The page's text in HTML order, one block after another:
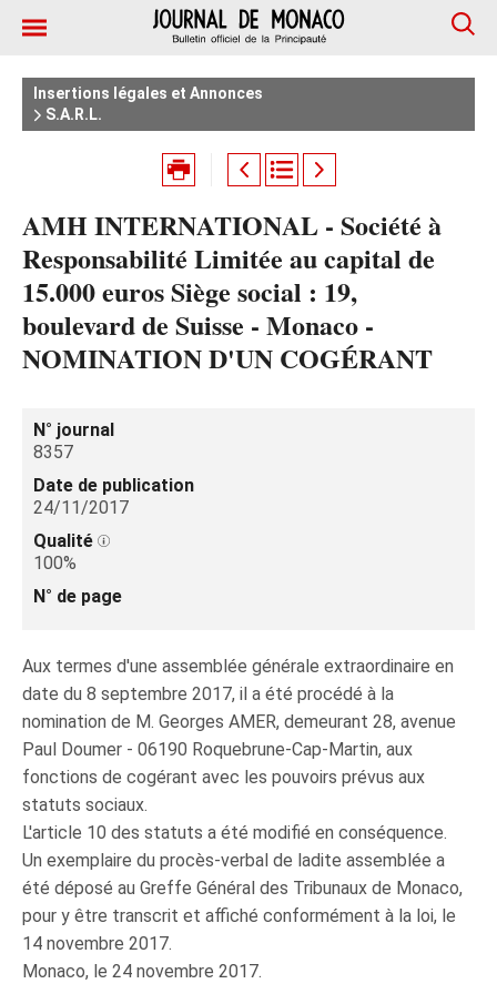
Insertions légales et Annonces
S.A.R.L.
AMH INTERNATIONAL - Société à
Responsabilité Limitée au capital de
15.000 euros Siège social : 19,
boulevard de Suisse - Monaco -
NOMINATION D'UN COGÉRANT
N° journal
8357
Date de publication
24/11/2017
Qualité
100%
N° de page
Aux termes d'une assemblée générale extraordinaire en
date du 8 septembre 2017, il a été procédé à la
nomination de M. Georges AMER, demeurant 28, avenue
Paul Doumer - 06190 Roquebrune-Cap-Martin, aux
fonctions de cogérant avec les pouvoirs prévus aux
statuts sociaux.
L'article 10 des statuts a été modifié en conséquence.
Un exemplaire du procès-verbal de ladite assemblée a
été déposé au Greffe Général des Tribunaux de Monaco,
pour y être transcrit et affiché conformément à la loi, le
14 novembre 2017.
Monaco, le 24 novembre 2017.